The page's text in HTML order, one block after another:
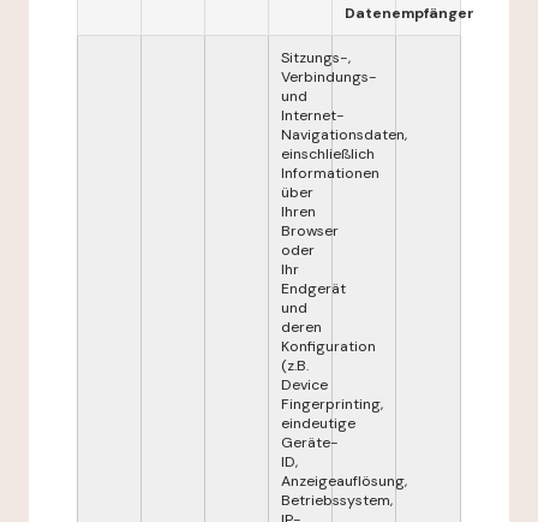
Datenempfänger
Sitzungs-,
Verbindungs-
und
Internet-
Navigationsdaten,
einschließlich
Informationen
über
Ihren
Browser
oder
Ihr
Endgerät
und
deren
Konfiguration
(z.B.
Device
Fingerprinting,
eindeutige
Geräte-
ID,
Anzeigeauflösung,
Betriebssystem,